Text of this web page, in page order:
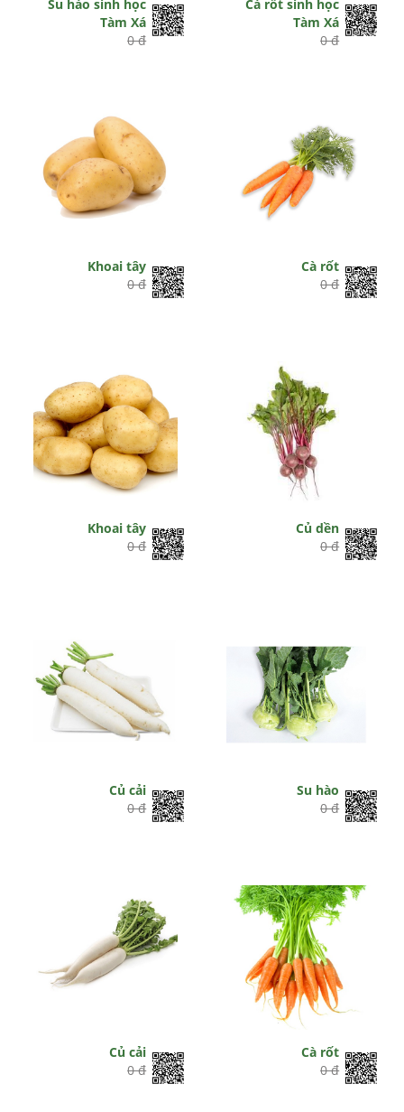
Su hào sinh học
Tàm Xá
0 đ
Cà rốt sinh học
Tàm Xá
0 đ
Khoai tây
0 đ
Cà rốt
0 đ
Khoai tây
0 đ
Củ dền
0 đ
Củ cải
0 đ
Su hào
0 đ
Củ cải
0 đ
Cà rốt
0 đ